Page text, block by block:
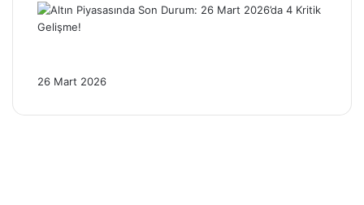
26 Mart 2026